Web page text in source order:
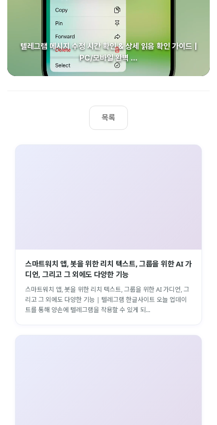
텔레그램 메시지 수정 시간 확인 & 상세 읽음 확인 가이드 |
PC/모바일 완벽 …
목록
스마트워치 앱, 봇을 위한 리치 텍스트, 그룹을 위한 AI 가
디언, 그리고 그 외에도 다양한 기능
스마트워치 앱, 봇을 위한 리치 텍스트, 그룹을 위한 AI 가디언, 그
리고 그 외에도 다양한 기능 | 텔레그램 한글사이트 오늘 업데이
트를 통해 양손에 텔레그램을 착용할 수 있게 되...